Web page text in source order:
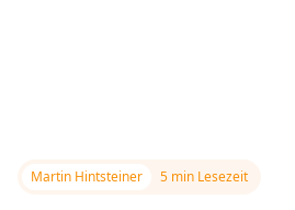
Martin Hintsteiner 5 min Lesezeit